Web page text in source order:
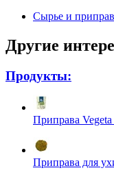
Сырье и
Другие
Продукты:
Приправа
Приправа для